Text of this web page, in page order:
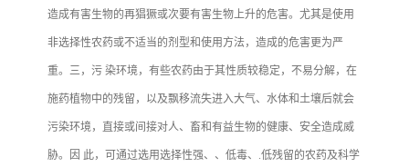
造成有害生物的再猖獗或次要有害生物上升的危害。尤其是使用
非选择性农药或不适当的剂型和使用方法，造成的危害更为严
重。三，污 染环境，有些农药由于其性质较稳定，不易分解，在
施药植物中的残留，以及飘移流失进入大气、水体和土壤后就会
污染环境，直接或间接对人、畜和有益生物的健康、安全造成威
胁。因 此，可通过选用选择性强、、低毒、.低残留的农药及科学